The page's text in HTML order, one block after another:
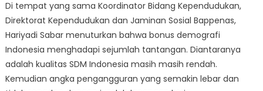
Di tempat yang sama Koordinator Bidang Kependudukan,
Direktorat Kependudukan dan Jaminan Sosial Bappenas,
Hariyadi Sabar menuturkan bahwa bonus demografi
Indonesia menghadapi sejumlah tantangan. Diantaranya
adalah kualitas SDM Indonesia masih masih rendah.
Kemudian angka pengangguran yang semakin lebar dan